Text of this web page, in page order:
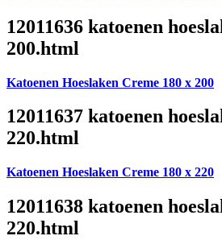
12011636 katoenen
200.html
Katoenen Hoeslaken Creme 180 x 200
12011637 katoenen
220.html
Katoenen Hoeslaken Creme 180 x 220
12011638 katoenen
220.html